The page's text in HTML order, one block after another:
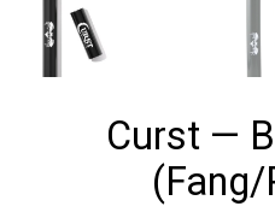
Curst —